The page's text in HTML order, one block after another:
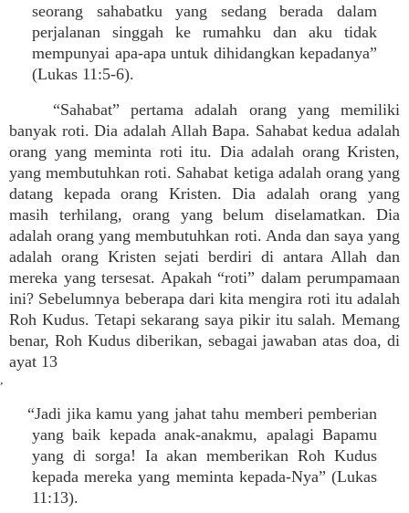
seorang sahabatku yang sedang berada dalam
perjalanan singgah ke rumahku dan aku tidak
mempunyai apa-apa untuk dihidangkan kepadanya”
(Lukas 11:5-6).
“Sahabat” pertama adalah orang yang memiliki
banyak roti. Dia adalah Allah Bapa. Sahabat kedua adalah
orang yang meminta roti itu. Dia adalah orang Kristen,
yang membutuhkan roti. Sahabat ketiga adalah orang yang
datang kepada orang Kristen. Dia adalah orang yang
masih terhilang, orang yang belum diselamatkan. Dia
adalah orang yang membutuhkan roti. Anda dan saya yang
adalah orang Kristen sejati berdiri di antara Allah dan
mereka yang tersesat. Apakah “roti” dalam perumpamaan
ini? Sebelumnya beberapa dari kita mengira roti itu adalah
Roh Kudus. Tetapi sekarang saya pikir itu salah. Memang
benar, Roh Kudus diberikan, sebagai jawaban atas doa, di
ayat 13
,
“Jadi jika kamu yang jahat tahu memberi pemberian
yang baik kepada anak-anakmu, apalagi Bapamu
yang di sorga! Ia akan memberikan Roh Kudus
kepada mereka yang meminta kepada-Nya” (Lukas
11:13).